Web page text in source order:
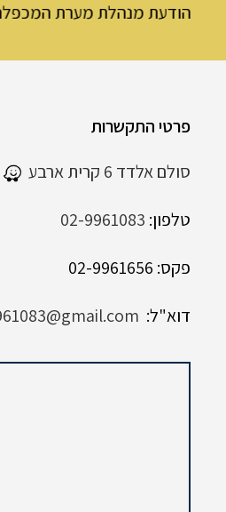
מנהלת מערת המכפלה
פרטי התקשרות
סולם אלדד 6 קרית ארבע
טלפון: 02-9961083
פקס: 02-9961656
דוא"ל: